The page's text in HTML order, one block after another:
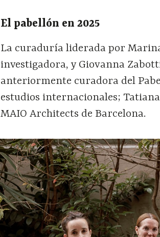
El pabellón en 2025
La curaduría liderada por
investigadora, y Giovanna
anteriormente curadora del
estudios internacionales;
MAIO Architects de Barcelona.